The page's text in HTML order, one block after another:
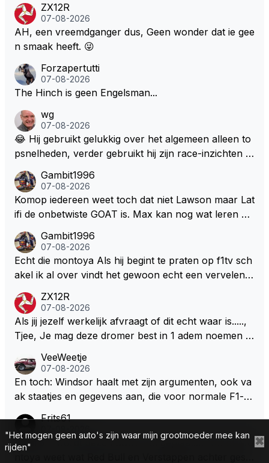
l bij Windsor op te roepen. Maar in een tijd zonder r
aces zijn dit leuke berichtjes
ZX12R
07-08-2026
AH, een vreemdganger dus, Geen wonder dat ie gee
n smaak heeft. 😜
Forzapertutti
07-08-2026
The Hinch is geen Engelsman...
wg
07-08-2026
😂 Hij gebruikt gelukkig over het algemeen alleen to
psnelheden, verder gebruikt hij zijn race-inzichten q
een bocht zegt helemaal niets, dus wat dat betreft h
eeft hij sowieso gelijk 😂.
Gambit1996
07-08-2026
Komop iedereen weet toch dat niet Lawson maar Lat
ifi de onbetwiste GOAT is. Max kan nog wat leren va
milton, hahahaha. Latifi pakt ze allemaal met de oge
n dicht met als onbetwiste nummer 2 of GOATINES
S Lawson natuurlijk 😂😂😂😂😂
Gambit1996
07-08-2026
Echt die montoya Als hij begint te praten op f1tv sch
akel ik al over vindt het gewoon echt een vervelend
weet 🤮🤮
ZX12R
07-08-2026
Als jij jezelf werkelijk afvraagt of dit echt waar is.....,
Tjee, Je mag deze dromer best in 1 adem noemen m
aar voordragen uit eigen geest. Kan mij voorstellen d
at je het leuk vindt sprookjes te luisteren maar heb jij
jezelf dan ook wel eens afgevraagd of de dappere b
ze wolff gesneden heeft?
VeeWeetje
07-08-2026
En toch: Windsor haalt met zijn argumenten, ook va
ak staatjes en gegevens aan, die voor normale F1-fa
Frits61
Waarom wordt deze flauwe kul geplaatst. Net of Mo
"Het mogen geen auto's zijn waar mijn grootmoeder mee kan
rijden"
✖